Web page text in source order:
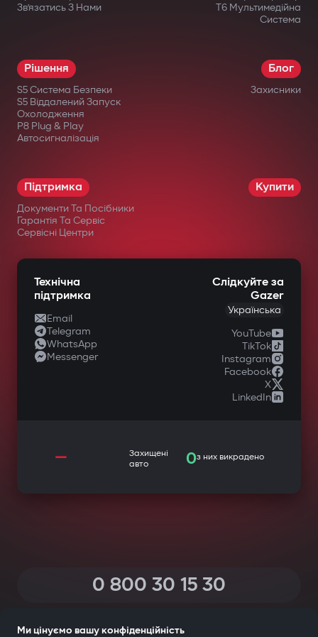
Зв’язатись З Нами
T6 Мультимедійна
Система
Рішення
S5 Система Безпеки
S5 Віддалений Запуск
Охолодження
P8 Plug & Play
Автосигналізація
Блог
Захисники
Підтримка
Документи Та Посібники
Гарантія Та Сервіс
Сервісні Центри
Купити
Технічна
підтримка
Email
Telegram
WhatsApp
Messenger
Слідкуйте за
Gazer
Українська
YouTube
TikTok
Instagram
Facebook
X
LinkedIn
—
Захищені
авто
0з них викрадено
0 800 30 15 30
Ми цінуємо вашу конфіденційність